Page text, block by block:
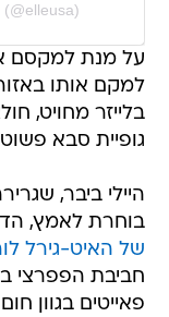
על מנת למקסם
למקם אותו
בלייזר מחויט,
גופיית סבא
היילי ביבר,
בוחרת לאמץ,
של האיט-גירל
חביבת הפפרצי
פאייטים בגוון